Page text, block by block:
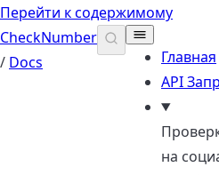
Перейти к содержимому
CheckNumber
/ Docs
Главная
API
на